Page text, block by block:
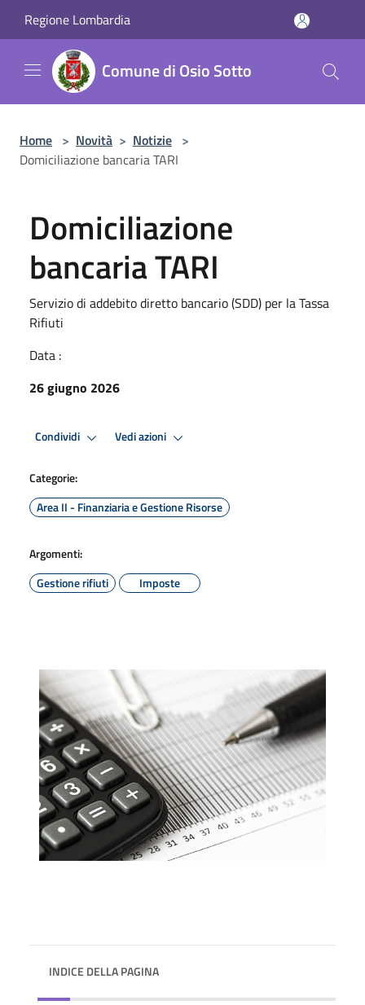
Regione Lombardia
Comune di Osio Sotto
Home > Novità > Notizie >
Domiciliazione bancaria TARI
Domiciliazione
bancaria TARI
Servizio di addebito diretto bancario (SDD) per la Tassa
Rifiuti
Data :
26 giugno 2026
Condividi Vedi azioni
Categorie:
Area II - Finanziaria e Gestione Risorse
Argomenti:
Gestione rifiuti
Imposte
INDICE DELLA PAGINA